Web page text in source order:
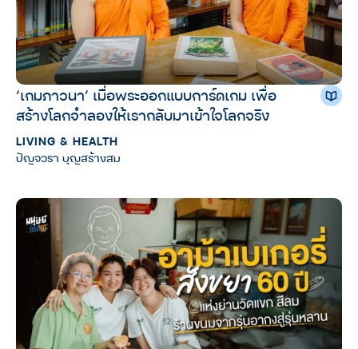
‘เกมภาวนา’ เมื่อพระออกแบบการ์ดเกม เพื่อ
สร้างโลกจำลองให้เรากลับมาเข้าใจโลกจริง
LIVING & HEALTH
ปัญจวรา บุญสร้างสม